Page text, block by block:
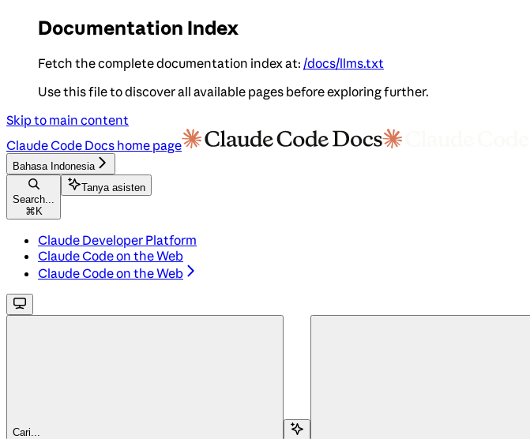
Documentation Index
Fetch the complete documentation index at: /docs/llms.txt
Use this file to discover all available pages before exploring further.
Skip to main content
Claude Code Docs home page
Bahasa Indonesia
Search...
⌘ K
Tanya asisten
Claude Developer Platform
Claude Code on the Web
Claude Code on the Web
Cari...